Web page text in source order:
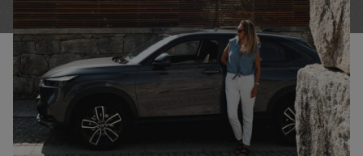
Racing
Honda N2